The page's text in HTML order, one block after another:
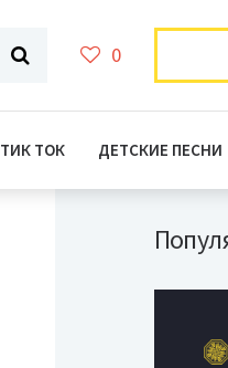
0
ТИК ТОК ДЕТСКИЕ ПЕСНИ